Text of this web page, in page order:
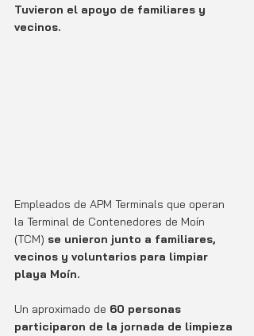
Tuvieron el apoyo de familiares y
vecinos.
Empleados de APM Terminals que operan
la Terminal de Contenedores de Moín
(TCM) se unieron junto a familiares,
vecinos y voluntarios para limpiar
playa Moín.
Un aproximado de 60 personas
participaron de la jornada de limpieza